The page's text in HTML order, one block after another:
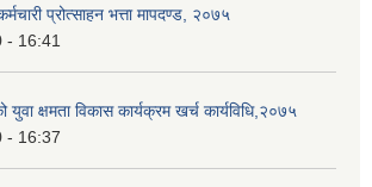
प्रोत्साहन भत्ता मापदण्ड, २०७५
- 16:41
युवा क्षमता विकास कार्यक्रम खर्च कार्यविधि,२०७५
- 16:37